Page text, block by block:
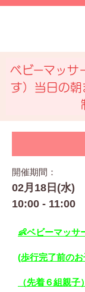
ベビーマッ
す）当日の
開催期間：
02月18日(水)
10:00 - 11:00
👶ベビーマッサ
(歩行完了前の
（先着６組親子）